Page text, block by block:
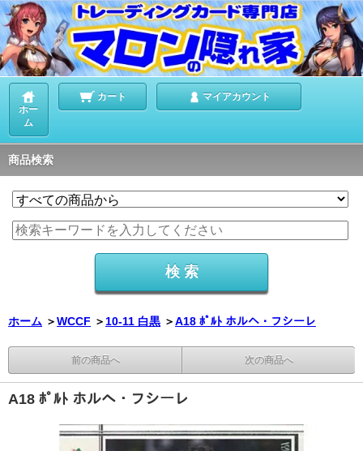
ホー
ム
カート マイアカウント
商品検索
ホーム ＞WCCF ＞10-11 白黒 ＞A18 ﾎﾟﾙﾄ ホルヘ・フシーレ
前の商品へ 次の商品へ
A18 ﾎﾟﾙﾄ ホルヘ・フシーレ